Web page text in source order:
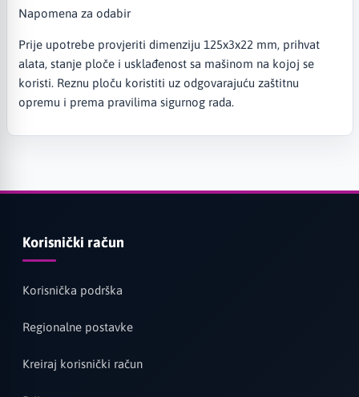
Napomena za odabir
Prije upotrebe provjeriti dimenziju 125x3x22 mm, prihvat
alata, stanje ploče i usklađenost sa mašinom na kojoj se
koristi. Reznu ploču koristiti uz odgovarajuću zaštitnu
opremu i prema pravilima sigurnog rada.
Korisnički račun
Korisnička podrška
Regionalne postavke
Kreiraj korisnički račun